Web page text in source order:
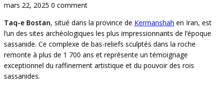
mars 22, 2025 0 comment
Taq-e Bostan, situé dans la province de Kermanshah en Iran, est
l’un des sites archéologiques les plus impressionnants de l’époque
sassanide. Ce complexe de bas-reliefs sculptés dans la roche
remonte à plus de 1 700 ans et représente un témoignage
exceptionnel du raffinement artistique et du pouvoir des rois
sassanides.